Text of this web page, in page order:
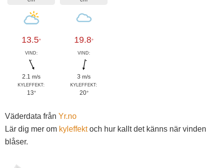
13.5°
VIND:
2.1 m/s
KYLEFFEKT:
13°
19.8°
VIND:
3 m/s
KYLEFFEKT:
20°
Väderdata från Yr.no
Lär dig mer om kyleffektoch hur kallt det känns när vinden
blåser.